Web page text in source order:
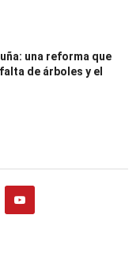
una reforma que
de árboles y el